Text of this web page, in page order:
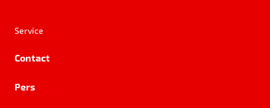
Service
Contact
Pers